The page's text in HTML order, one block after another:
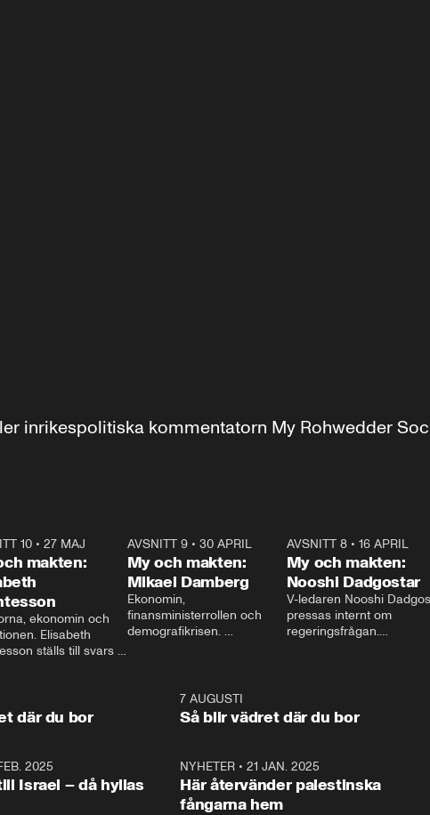
inrikespolitiska kommentatorn My Rohwedder
10 •27 MAJ
makten:
ekonomin och
Elisabeth
ställs till svars
AVSNITT 9• 30 APRIL
My och makten:
Mikael Damberg
Ekonomin,
finansministerrollen och
demografikrisen.
och Makten.
AVSNITT 8• 16 APRIL
My och makten:
Nooshi Dadgostar
V-ledaren Nooshi
pressas internt om
regeringsfrågan.
– Vi ställer upp i val. Ska vi
vara med så sitter vi
1:06
där du bor
7 AUGUSTI
Så blir vädret där du bor
2025
Israel – då hyllas
NYHETER •21 JAN. 2025
Här återvänder palestinska
fångarna hem